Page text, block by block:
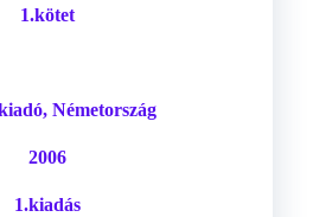
1.kötet
Németország
2006
1.kiadás